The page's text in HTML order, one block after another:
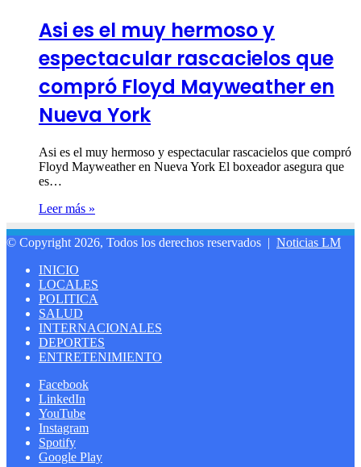
Asi es el muy hermoso y
espectacular rascacielos que
compró Floyd Mayweather en
Nueva York
Asi es el muy hermoso y espectacular rascacielos que compró
Floyd Mayweather en Nueva York El boxeador asegura que
es…
Leer más »
© Copyright 2026, Todos los derechos reservados | Noticias LM
INICIO
LOCALES
POLITICA
SALUD
INTERNACIONALES
DEPORTES
ENTRETENIMIENTO
Facebook
LinkedIn
YouTube
Instagram
Spotify
Google Play